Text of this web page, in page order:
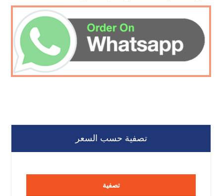
تصفية حسب السعر
تصفية